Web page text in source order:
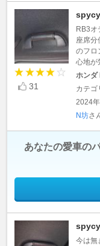
31
RB3オ
座席分
のフロ
心地が
ホンダ
カテゴ
2024
N坊さ
あなたの愛車の
今は無